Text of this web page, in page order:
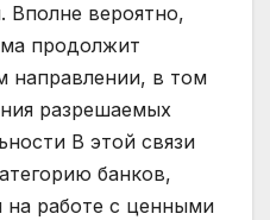
Вполне вероятно,
продолжит
направлении, в том
разрешаемых
В этой связи
банков,
работе с ценными